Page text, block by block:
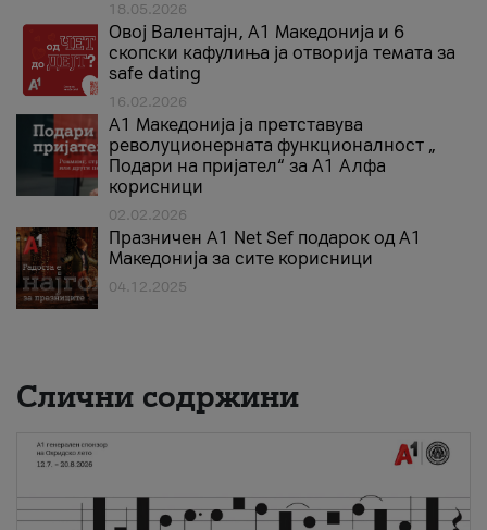
18.05.2026
Овој Валентајн, A1 Македонија и 6
скопски кафулиња ја отворија темата за
safe dating
16.02.2026
А1 Македонија ја претставува
револуционерната функционалност „
Подари на пријател“ за А1 Алфа
корисници
02.02.2026
Празничен A1 Net Sеf подарок од А1
Македонија за сите корисници
04.12.2025
Слични содржини